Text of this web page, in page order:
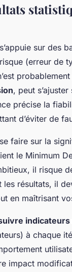
sur des
(erreur de
, peut
précise la
d’éviter de
faire sur la
le Minimum
il risque
résultats, il
en maîtrisant
à chaque
impact